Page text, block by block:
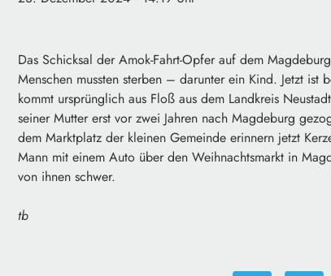
Das Schicksal der Amok-Fahrt-Opfer auf dem
Menschen mussten sterben – darunter ein Kind. Jetzt ist
kommt ursprünglich aus Floß aus dem Landkreis
seiner Mutter erst vor zwei Jahren nach Magdeburg
dem Marktplatz der kleinen Gemeinde erinnern jetzt
Mann mit einem Auto über den Weihnachtsmarkt in
von ihnen schwer.
tb